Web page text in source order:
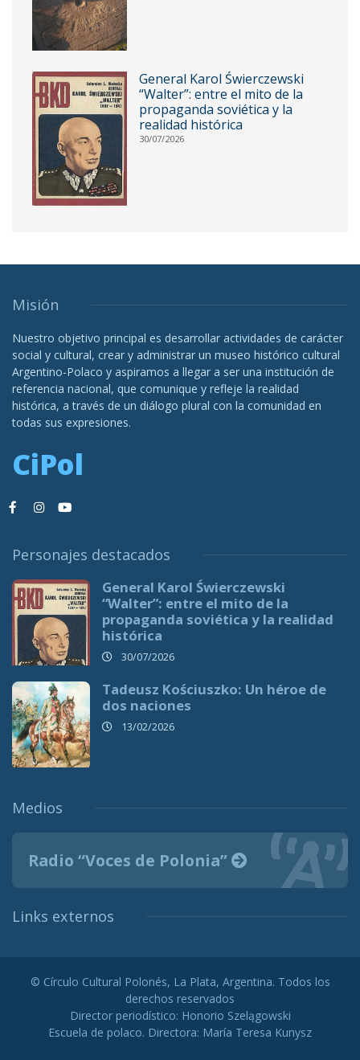
General Karol Świerczewski
“Walter”: entre el mito de la
propaganda soviética y la
realidad histórica
30/07/2026
Misión
Nuestro objetivo principal es desarrollar actividades de carácter
social y cultural, crear y administrar un museo histórico cultural
Argentino-Polaco y aspiramos a llegar a ser una institución de
referencia nacional, que comunique y refleje la realidad
histórica, a través de un diálogo plural con la comunidad en
todas sus expresiones.
CiPol
Personajes destacados
General Karol Świerczewski
“Walter”: entre el mito de la
propaganda soviética y la realidad
histórica
30/07/2026
Tadeusz Kościuszko: Un héroe de
dos naciones
13/02/2026
Medios
Radio “Voces de Polonia”
Links externos
© Círculo Cultural Polonés, La Plata, Argentina. Todos los
derechos reservados
Director periodístico: Honorio Szelągowski
Escuela de polaco. Directora: María Teresa Kunysz